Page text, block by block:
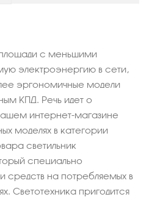
с меньшими
электроэнергию в сети,
эргономичные модели
КПД. Речь идет о
интернет-магазине
моделях в категории
светильник
специально
средств на потребляемых в
Светотехника пригодится